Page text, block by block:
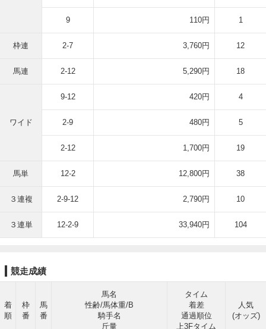
9 110円 1
枠連 2-7 3,760円 12
馬連 2-12 5,290円 18
ワイド
9-12 420円 4
2-9 480円 5
2-12 1,700円 19
馬単 12-2 12,800円 38
３連複 2-9-12 2,790円 10
３連単 12-2-9 33,940円 104
競走成績
着
順
枠
番
馬
番
馬名
性齢/馬体重/B
騎手名
斤量
タイム
着差
通過順位
上3Fタイム
人気
(オッズ)